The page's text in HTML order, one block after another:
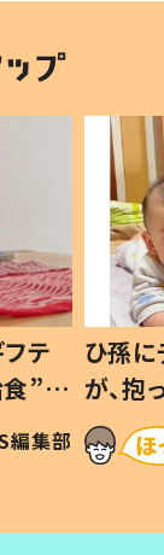
テ
”を
親
編集部
ひ孫
が、
「涙が
い」